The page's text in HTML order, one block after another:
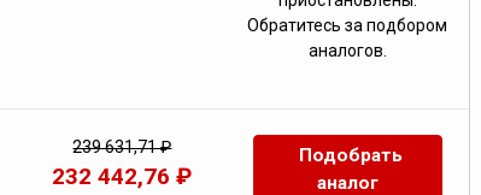
Обратитесь за подбором
аналогов.
239 631,71 ₽
232 442,76 ₽
Подобрать
аналог